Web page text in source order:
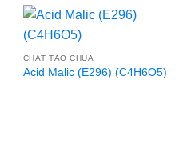
CHẤT TẠO CHUA
Acid Malic (E296) (C4H6O5)